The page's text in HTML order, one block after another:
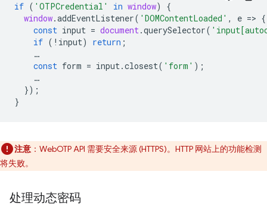
if ( 'OTPCredential' in window)
{
window.addEventListener( 'DOMContentLoaded' , e => {
const input = document.querySelector(
if ( ! input) return ;
…
const form = input.closest( 'form' );
…
});
}
注意 ：WebOTP API 需要安全来源 (HTTPS)。HTTP 网站上的功能检测
将失败。
处理动态密码